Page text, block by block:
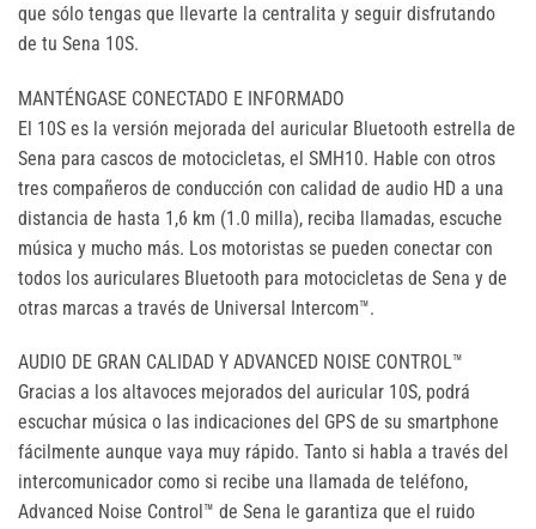
que sólo tengas que llevarte la centralita y seguir disfrutando
de tu Sena 10S.
MANTÉNGASE CONECTADO E INFORMADO
El 10S es la versión mejorada del auricular Bluetooth estrella de
Sena para cascos de motocicletas, el SMH10. Hable con otros
tres compañeros de conducción con calidad de audio HD a una
distancia de hasta 1,6 km (1.0 milla), reciba llamadas, escuche
música y mucho más. Los motoristas se pueden conectar con
todos los auriculares Bluetooth para motocicletas de Sena y de
otras marcas a través de Universal Intercom™.
AUDIO DE GRAN CALIDAD Y ADVANCED NOISE CONTROL™
Gracias a los altavoces mejorados del auricular 10S, podrá
escuchar música o las indicaciones del GPS de su smartphone
fácilmente aunque vaya muy rápido. Tanto si habla a través del
intercomunicador como si recibe una llamada de teléfono,
Advanced Noise Control™ de Sena le garantiza que el ruido